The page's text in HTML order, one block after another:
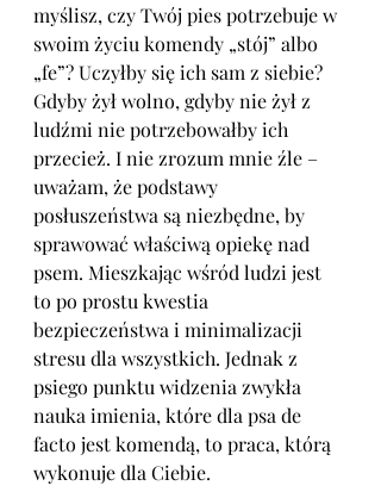
myślisz, czy Twój pies potrzebuje w
swoim życiu komendy „stój” albo
„fe”? Uczyłby się ich sam z siebie?
Gdyby żył wolno, gdyby nie żył z
ludźmi nie potrzebowałby ich
przecież. I nie zrozum mnie źle –
uważam, że podstawy
posłuszeństwa są niezbędne, by
sprawować właściwą opiekę nad
psem. Mieszkając wśród ludzi jest
to po prostu kwestia
bezpieczeństwa i minimalizacji
stresu dla wszystkich. Jednak z
psiego punktu widzenia zwykła
nauka imienia, które dla psa de
facto jest komendą, to praca, którą
wykonuje dla Ciebie.